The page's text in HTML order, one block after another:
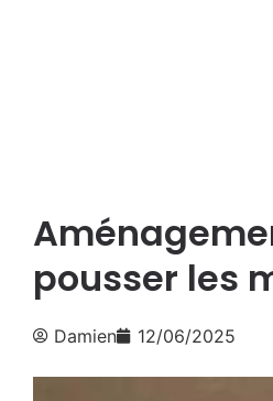
pousser les
Damien 12/06/2025